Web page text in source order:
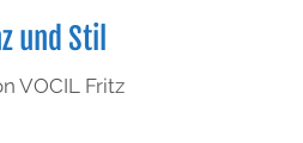
und Stil
VOCIL Fritz